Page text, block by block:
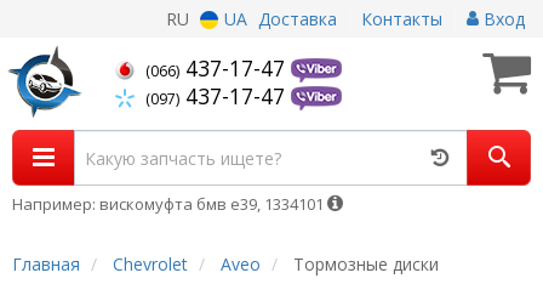
RU UA Доставка Контакты Вход
(066) 437-17-47
(097) 437-17-47
Например: вискомуфта бмв е39, 1334101
Главная Chevrolet Aveo Тормозные диски